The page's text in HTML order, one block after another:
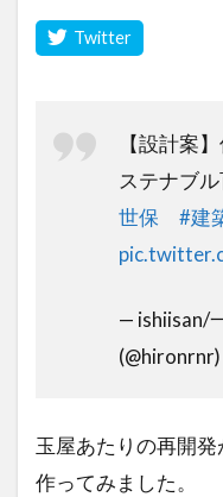
【設計案
ステナブ
世保
#建
— ishiisan/
(@hironrnr)
玉屋あたりの再開
作ってみました。